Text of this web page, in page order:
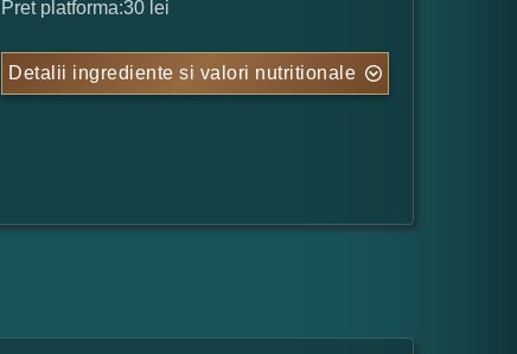
Pret platforma:30 lei
Detalii ingrediente si valori nutritionale